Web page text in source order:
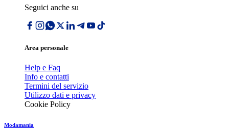
Seguici anche su
Area personale
Help e Faq
Info e contatti
Termini del servizio
Utilizzo dati e privacy
Cookie Policy
Modamania